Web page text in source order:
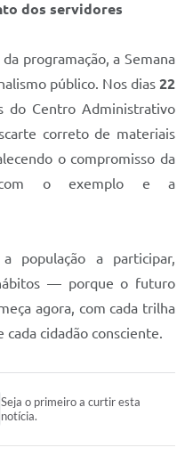
dos servidores
programação, a Semana
público. Nos dias 22
do Centro Administrativo
correto de materiais
o compromisso da
com o exemplo e a
população a participar,
— porque o futuro
agora, com cada trilha
cada cidadão consciente.
Seja o primeiro a curtir esta
notícia.